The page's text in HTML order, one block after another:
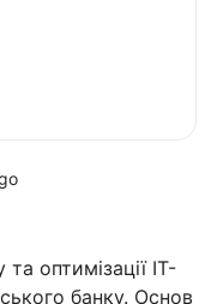
оптимізації IT-
банку. Основ